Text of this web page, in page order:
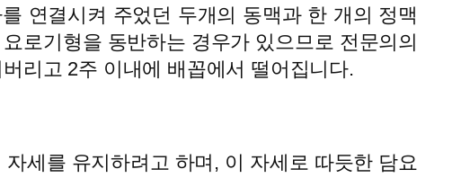
연결시켜 주었던 두개의 동맥과 한 개의 정맥
로기형을 동반하는 경우가 있으므로 전문의의
리고 2주 이내에 배꼽에서 떨어집니다.
세를 유지하려고 하며, 이 자세로 따듯한 담요